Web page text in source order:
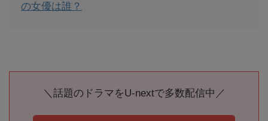
の女優は誰？
＼話題のドラマをU‐nextで多数配信中／